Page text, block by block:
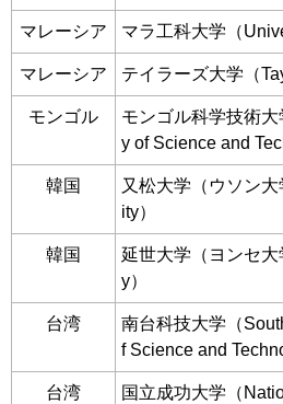
マレーシア マラ工科大学（
マレーシア テイラーズ大学（
モンゴル
モンゴル科学技術
y of Science and
韓国
又松大学（ウソン
ity）
韓国
延世大学（ヨンセ
y）
台湾
南台科技大学（
f Science and
台湾
国立成功大学（